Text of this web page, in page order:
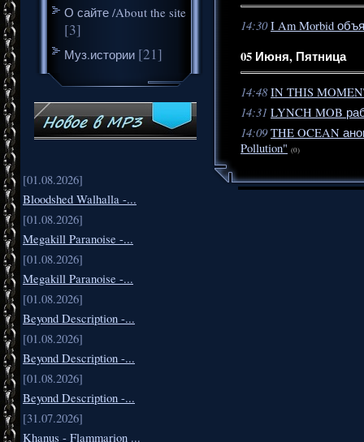
О сайте /About the site
[3]
Муз.истории [21]
[01.08.2026]
Bloodshed Walhalla -...
[01.08.2026]
Megakill Paranoise -...
[01.08.2026]
Megakill Paranoise -...
[01.08.2026]
Beyond Description -...
[01.08.2026]
Beyond Description -...
[01.08.2026]
Beyond Description -...
[31.07.2026]
Khanus - Flammarion ...
14:30 I Am Morbid
05 Июня, Пятница
14:48 IN THIS
14:31 LYNCH MOB
14:09 THE OCEAN
Pollution" (0)